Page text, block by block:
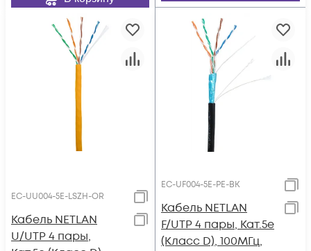
EC-UU004-5E-LSZH-OR
Кабель NETLAN
U/UTP 4 пары,
EC-UF004-5E-PE-BK
Кабель NETLAN
F/UTP 4 пары, Кат.5e
(Класс D), 100МГц,